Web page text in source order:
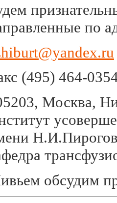
по
(495) 464-
Москва,
обсудим